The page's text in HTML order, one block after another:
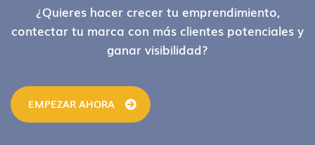
Footer¿Quieres hacer crecer tu emprendimiento,
contectar tu marca con más clientes potenciales y
ganar visibilidad?
EMPEZAR AHORA